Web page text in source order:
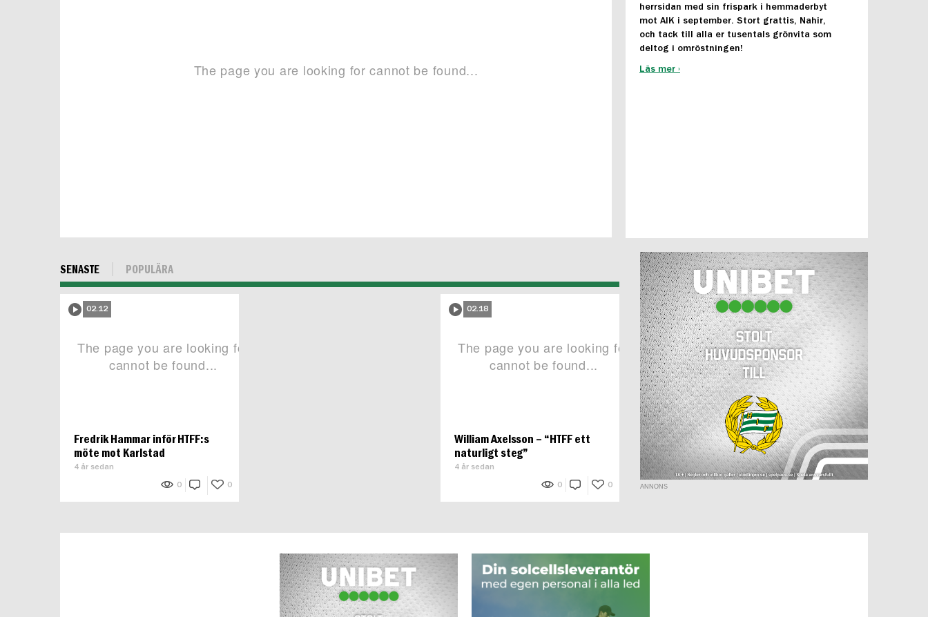
herrsidan med sin frispark i hemmaderbyt
mot AIK i september. Stort grattis, Nahir,
och tack till alla er tusentals grönvita som
deltog i omröstningen!
Läs mer ›
SENASTE POPULÄRA
02.12
Fredrik Hammar inför HTFF:s
möte mot Karlstad
4 år sedan
0 0
02.18
William Axelsson – “HTFF ett
naturligt steg”
4 år sedan
0 0 ANNONS